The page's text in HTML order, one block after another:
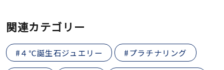
関連カテゴリー
#４℃誕生石ジュエリー #プラチナリング